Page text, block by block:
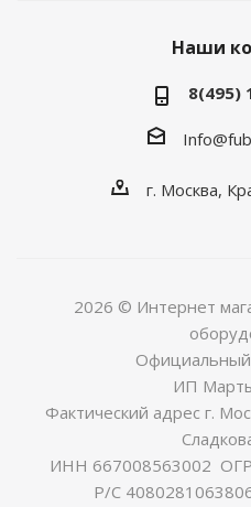
Наши
8(495)
г. Москва,
2026 © Интернет
ИП
Фактический адрес г.
ИНН 667008563002
Р/С